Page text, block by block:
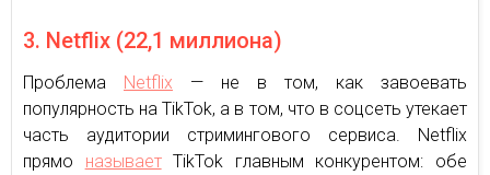
3. Netflix (22,1 миллиона)
Проблема Netflix — не в том, как завоевать
популярность на TikTok, а в том, что в соцсеть утекает
часть аудитории стримингового сервиса. Netflix
прямо называетTikTok главным конкурентом: обе